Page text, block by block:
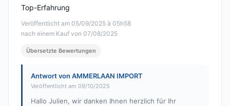
Veröffentlicht am 05/09/2025 à 05h58
nach einem Kauf von 07/08/2025
Top-Erfahrung
Übersetzte Bewertungen
Antwort von AMMERLAAN IMPORT
Veröffentlicht am 09/10/2025
Hallo Julien, wir danken Ihnen herzlich für Ihr